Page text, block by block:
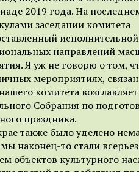
2019 года. На
заседании комитета
исполнительной
направлений
Я уж не говорю о том,
мероприятиях,
комитета возглавляет
Собрания по
праздника.
также было уделено
наконец-то стали всерьез
объектов культурного